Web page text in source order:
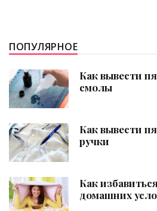
ПОПУЛЯРНОЕ
Как вывести
смолы
Как вывести
ручки
Как
домашних